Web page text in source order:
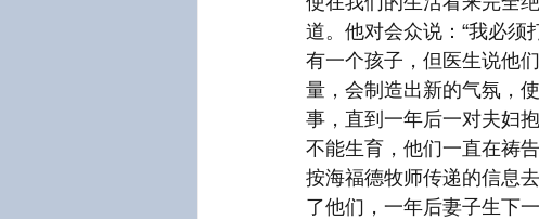
道。他对会众说：“我必
有一个孩子，但医生说他
量，会制造出新的气氛，
事，直到一年后一对夫妇
不能生育，他们一直在祷
按海福德牧师传递的信息
了他们，一年后妻子生下